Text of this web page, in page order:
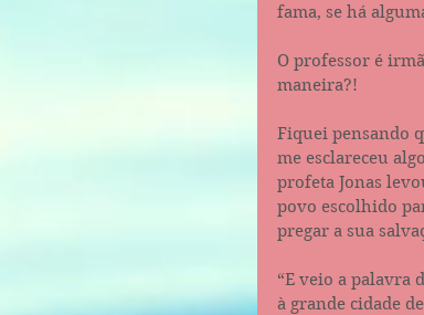
fama, se há
O professor é
maneira?!
Fiquei pensando
me esclareceu
profeta Jonas
povo escolhido
pregar a sua
“E veio a palavra
à grande cidade